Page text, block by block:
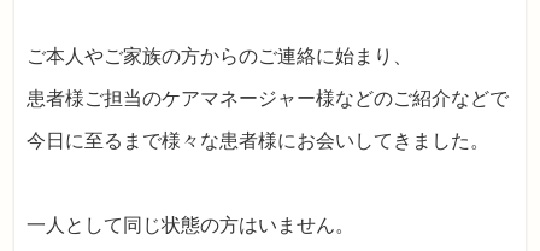
ご本人やご家族の方からのご連絡に始まり、
患者様ご担当のケアマネージャー様などのご紹介などで
今日に至るまで様々な患者様にお会いしてきました。
一人として同じ状態の方はいません。